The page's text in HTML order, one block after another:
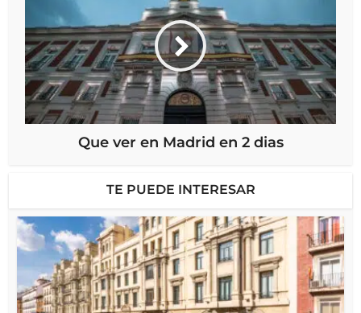
Que ver en Madrid en 2 dias
TE PUEDE INTERESAR